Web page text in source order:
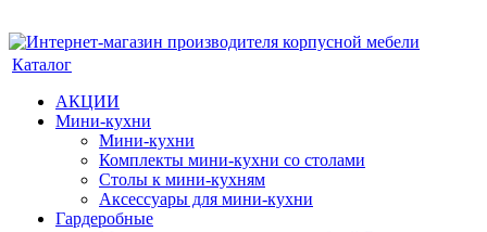
Каталог
АКЦИИ
Мини-кухни
Мини-кухни
Комплекты мини-кухни со столами
Столы к мини-кухням
Аксессуары для мини-кухни
Гардеробные